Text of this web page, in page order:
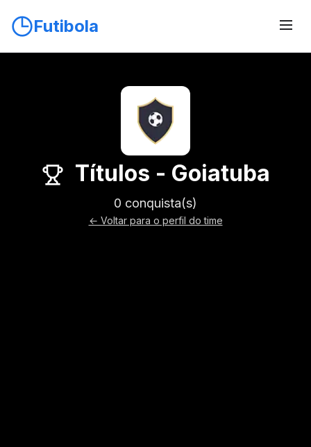
Futibola
Títulos - Goiatuba
0 conquista(s)
← Voltar para o perfil do time